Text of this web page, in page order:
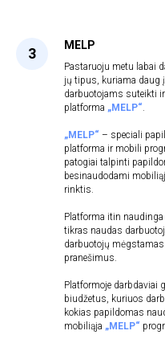
MELP
Pastaruoju metu labai
jų tipus, kuriama daug
darbuotojams suteikti
platforma „MELP“.
„MELP“ – speciali
platforma ir mobili
patogiai talpinti
besinaudodami
rinktis.
Platforma itin
tikras naudas
darbuotojų
pranešimus.
Platformoje darbdaviai
biudžetus, kuriuos
kokias papildomas
mobiliąja „MELP“